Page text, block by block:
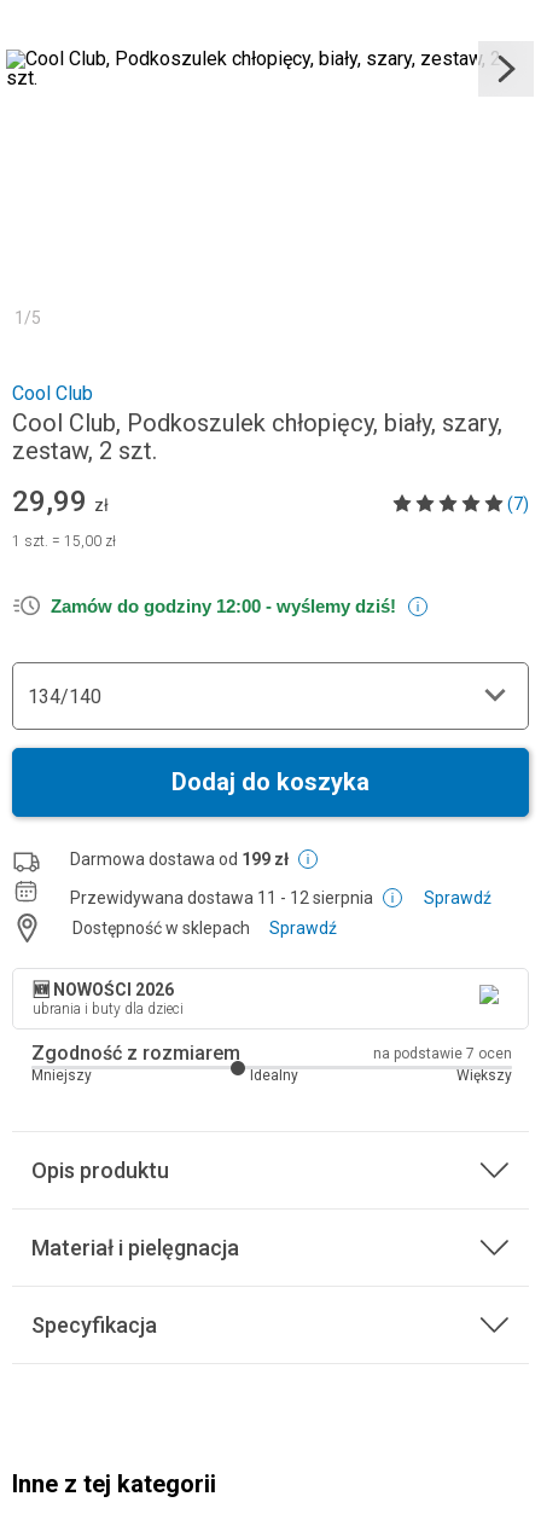
1 /5
Cool Club
Cool Club, Podkoszulek chłopięcy, biały, szary,
zestaw, 2 szt.
29,99 zł (7)
1 szt. = 15,00 zł
Zamów do godziny 12:00 - wyślemy dziś!
134/140
Dodaj do koszyka
Darmowa dostawa od 199 zł
Przewidywana dostawa 11 - 12 sierpnia
Sprawdź
Dostępność w sklepach
Sprawdź
🆕 NOWOŚCI 2026
ubrania i buty dla dzieci
Zgodność z rozmiarem
na podstawie 7 ocen
Mniejszy
Idealny Większy
Opis produktu
Materiał i pielęgnacja
Specyfikacja
Inne z tej kategorii